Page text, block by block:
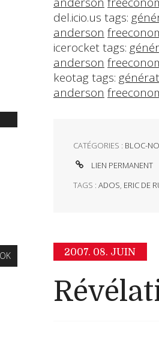
del.icio.us tags:
anderson
icerocket tags:
anderson
keotag tags:
anderson
CATÉGORIES : BLOC-
LIEN PERMANENT
TAGS : ADOS, ERIC DE
2007. 08. JUIN